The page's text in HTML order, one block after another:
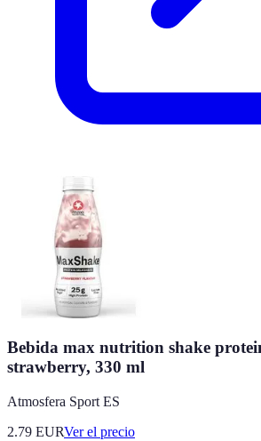
Bebida max nutrition shake
strawberry, 330 ml
Atmosfera Sport ES
2.79 EURVer el precio